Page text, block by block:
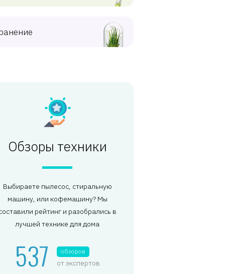
Обзоры техники
Выбираете пылесос, стиральную
машину, или кофемашину? Мы
рейтинг и разобрались в
лучшей технике для дома
537 обзоров
от экспертов